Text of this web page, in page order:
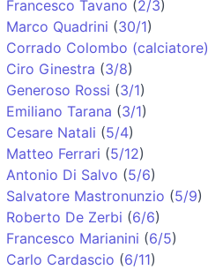
Francesco Tavano (2/3)
Marco Quadrini (30/1)
Corrado Colombo (calciatore)
Ciro Ginestra (3/8)
Generoso Rossi (3/1)
Emiliano Tarana (3/1)
Cesare Natali (5/4)
Matteo Ferrari (5/12)
Antonio Di Salvo (5/6)
Salvatore Mastronunzio (5/9)
Roberto De Zerbi (6/6)
Francesco Marianini (6/5)
Carlo Cardascio (6/11)